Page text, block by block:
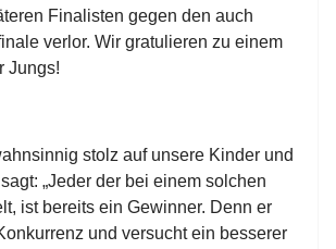
Finalisten gegen den auch
verlor. Wir gratulieren zu einem
Jungs!
stolz auf unsere Kinder und
„Jeder der bei einem solchen
ist bereits ein Gewinner. Denn er
und versucht ein besserer